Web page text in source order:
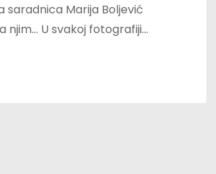
saradnica Marija Boljević
njim… U svakoj fotografiji…